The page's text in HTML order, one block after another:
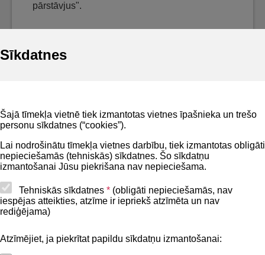
Sīkdatnes
Šajā tīmekļa vietnē tiek izmantotas vietnes īpašnieka un trešo
personu sīkdatnes (“cookies”).
Lai nodrošinātu tīmekļa vietnes darbību, tiek izmantotas obligāti
nepieciešamās (tehniskās) sīkdatnes. Šo sīkdatņu
izmantošanai Jūsu piekrišana nav nepieciešama.
Tehniskās sīkdatnes * (obligāti nepieciešamās, nav
iespējas atteikties, atzīme ir iepriekš atzīmēta un nav
rediģējama)
Atzīmējiet, ja piekrītat papildu sīkdatņu izmantošanai:
pārstāvjus".
Privātuma politika
Lapas karte
Piekļūstamības paziņojums
Kontakti